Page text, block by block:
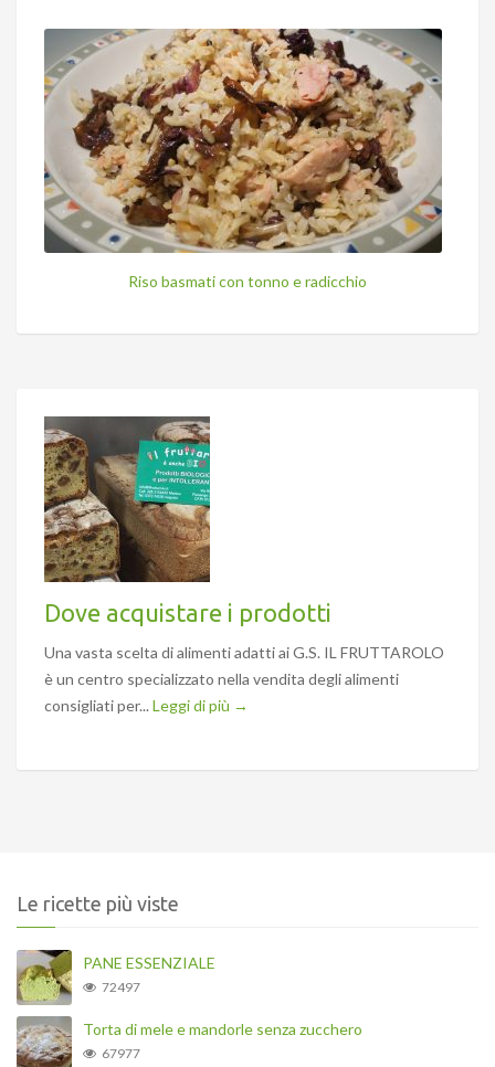
Riso basmati con tonno e radicchio
Dove acquistare i prodotti
Una vasta scelta di alimenti adatti ai G.S. IL FRUTTAROLO
è un centro specializzato nella vendita degli alimenti
consigliati per... Leggi di più →
Le ricette più viste
PANE ESSENZIALE
72497
Torta di mele e mandorle senza zucchero
67977